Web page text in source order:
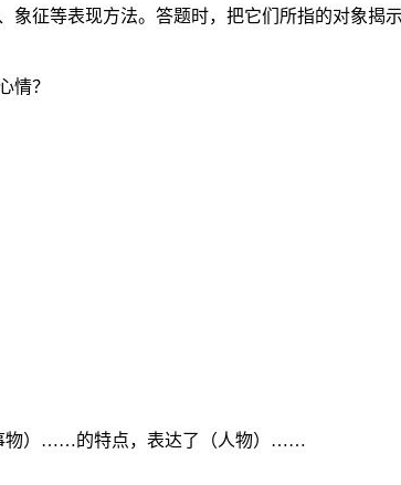
征等表现方法。答题时，把它们所指的对象揭
情？
物）……的特点，表达了（人物）……